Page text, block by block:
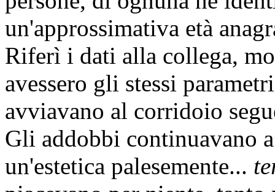
un'approssimativa età
Riferì i dati alla collega,
avessero gli stessi
avviavano al corridoio
Gli addobbi continuavano
un'estetica palesemente...